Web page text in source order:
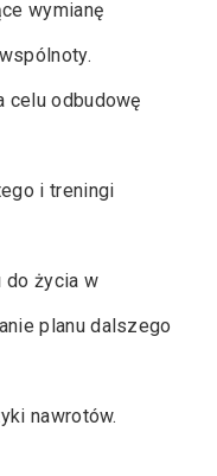
wymianę
celu odbudowę
i treningi
do życia w
planu dalszego
nawrotów.